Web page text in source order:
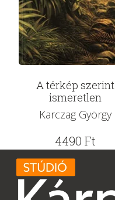
A térkép szerint
ismeretlen
Karczag György
4490 Ft